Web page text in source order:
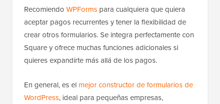
Recomiendo WPForms para cualquiera que quiera
aceptar pagos recurrentes y tener la flexibilidad de
crear otros formularios. Se integra perfectamente con
Square y ofrece muchas funciones adicionales si
quieres expandirte más allá de los pagos.
En general, es el mejor constructor de formularios de
WordPress, ideal para pequeñas empresas,